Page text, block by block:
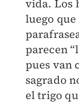
vida. Los
luego
parecen
pues van
sagrado
el trigo